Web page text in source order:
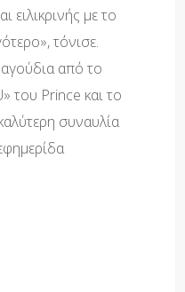
ειλικρινής με το
τόνισε.
από το
του Prince και το
συναυλία